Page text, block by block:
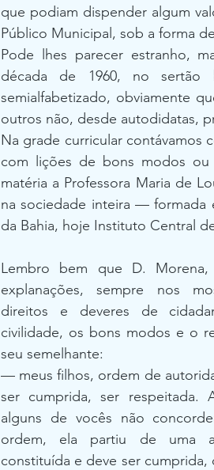
que podiam dispender algum
Público Municipal, sob a forma
Pode lhes parecer estranho,
década de 1960, no
semialfabetizado, obviamente
outros não, desde autodidatas,
Na grade curricular contávamos
com lições de bons modos ou
matéria a Professora Maria de
na sociedade inteira — formada
da Bahia, hoje Instituto Central
Lembro bem que D. Morena,
explanações, sempre nos
direitos e deveres de
civilidade, os bons modos e o
seu semelhante:
— meus filhos, ordem de
ser cumprida, ser respeitada.
alguns de vocês não
ordem, ela partiu de uma
constituída e deve ser cumprida,